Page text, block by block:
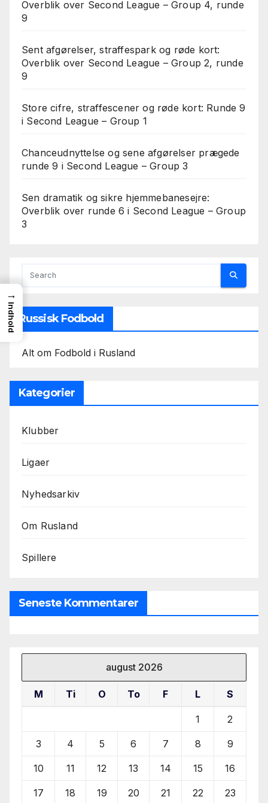
Overblik over Second League – Group 4, runde
9
Sent afgørelser, straffespark og røde kort:
Overblik over Second League – Group 2, runde
9
Store cifre, straffescener og røde kort: Runde 9
i Second League – Group 1
Chanceudnyttelse og sene afgørelser prægede
runde 9 i Second League – Group 3
Sen dramatik og sikre hjemmebanesejre:
Overblik over runde 6 i Second League – Group
3
Russisk Fodbold
Alt om Fodbold i Rusland
Kategorier
Klubber
Ligaer
Nyhedsarkiv
Om Rusland
Spillere
Seneste Kommentarer
august 2026
M Ti O To F L S
1 2
3 4 5 6 7 8 9
10 11 12 13 14 15 16
17 18 19 20 21 22 23
→
Indhold